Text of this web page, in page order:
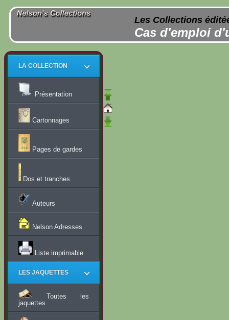
Les Collections
Cas d'emploi
LA COLLECTION
Présentation
Cartonnages
Pages de gardes
Dos et tranches
Auteurs
Nelson Adresses
Liste imprimable
LES JAQUETTES
Toutes les
jaquettes